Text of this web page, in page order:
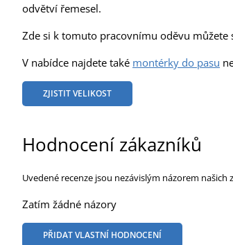
odvětví řemesel.
Zde si k tomuto pracovnímu oděvu můžete
V nabídce najdete také montérky do pasu
ZJISTIT VELIKOST
Hodnocení zákazníků
Uvedené recenze jsou nezávislým názorem
Zatím žádné názory
PŘIDAT VLASTNÍ HODNOCENÍ